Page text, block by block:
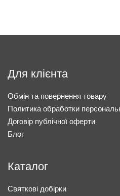
Для клієнта
Обмін та повернення товару
Политика обработки
Договір публічної оферти
Блог
Каталог
Святкові добірки